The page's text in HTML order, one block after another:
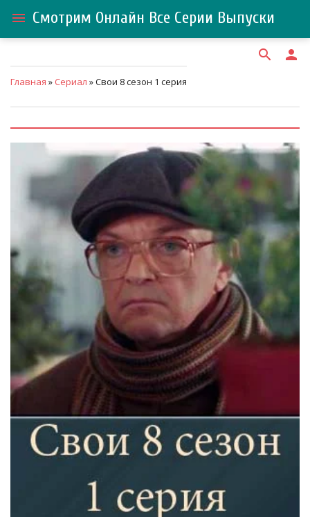
menu Смотрим Онлайн Все Серии Выпуски
search person
Главная » Сериал » Свои 8 сезон 1 серия